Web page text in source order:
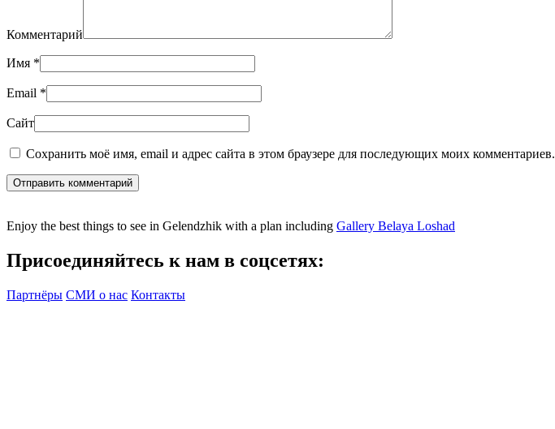
Комментарий
Имя *
Email *
Сайт
Сохранить моё имя, email и адрес сайта в этом браузере для последующих моих комментариев.
Отправить комментарий
Enjoy the best things to see in Gelendzhik with a plan including Gallery Belaya Loshad
Присоединяйтесь к нам в соцсетях:
Партнёры СМИ о нас Контакты